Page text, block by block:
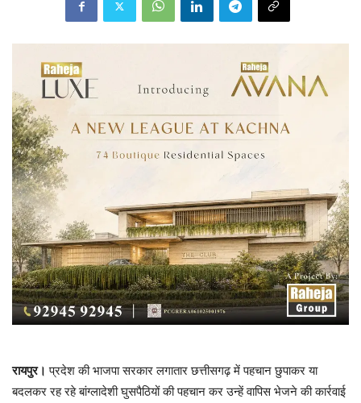
रायपुर। प्रदेश की भाजपा सरकार लगातार छत्तीसगढ़ में पहचान छुपाकर या
बदलकर रह रहे बांग्लादेशी घुसपैठियों की पहचान कर उन्हें वापिस भेजने की कार्रवाई